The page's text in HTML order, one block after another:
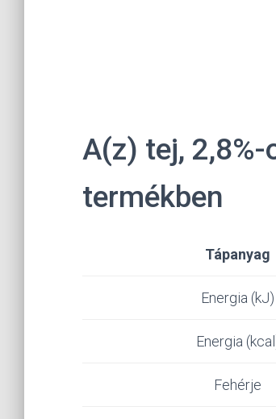
A(z) tej,
termékben
Tápanyag
Energia (kJ)
Energia
Fehérje